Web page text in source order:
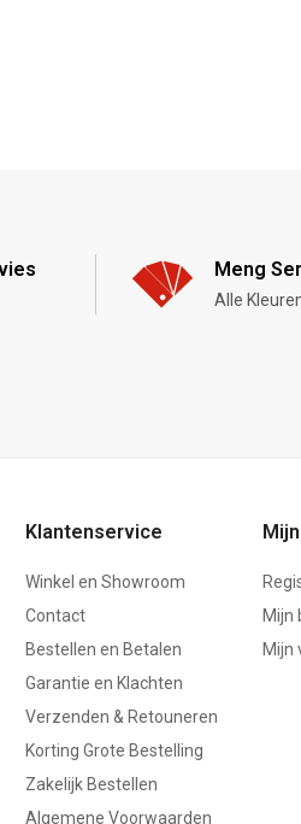
Meng
Alle
Klantenservice
Winkel en Showroom
Contact
Bestellen en Betalen
Garantie en Klachten
Verzenden & Retouneren
Korting Grote Bestelling
Zakelijk Bestellen
Algemene Voorwaarden
Mijn
Mijn